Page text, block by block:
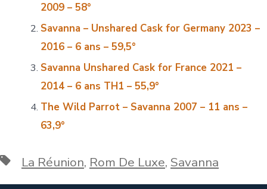
2009 – 58°
Savanna – Unshared Cask for Germany 2023 –
2016 – 6 ans – 59,5°
Savanna Unshared Cask for France 2021 –
2014 – 6 ans TH1 – 55,9°
The Wild Parrot – Savanna 2007 – 11 ans –
63,9°
Étiquettes
La Réunion, Rom De Luxe, Savanna